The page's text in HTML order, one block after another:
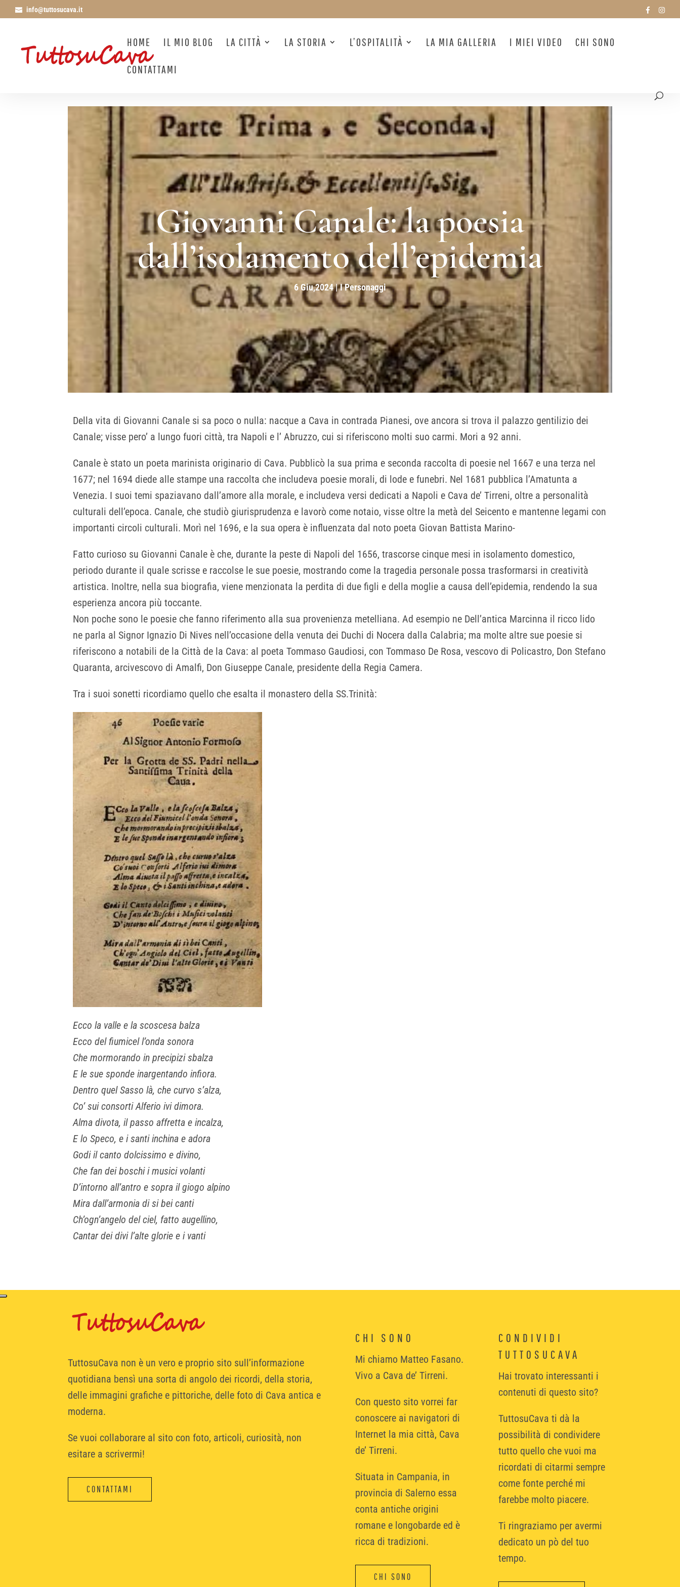
info@tuttosucava.it
HOME IL MIO BLOG LA CITTÀ LA STORIA L’OSPITALITÀ LA MIA GALLERIA I MIEI VIDEO CHI SONO
CONTATTAMI
Giovanni Canale: la poesia
dall’isolamento dell’epidemia
6 Giu,2024|I Personaggi
Della vita di Giovanni Canale si sa poco o nulla: nacque a Cava in contrada Pianesi, ove ancora si trova il palazzo gentilizio dei
Canale; visse pero’ a lungo fuori città, tra Napoli e l’ Abruzzo, cui si riferiscono molti suo carmi. Mori a 92 anni.
Canale è stato un poeta marinista originario di Cava. Pubblicò la sua prima e seconda raccolta di poesie nel 1667 e una terza nel
1677; nel 1694 diede alle stampe una raccolta che includeva poesie morali, di lode e funebri. Nel 1681 pubblica l’Amatunta a
Venezia. I suoi temi spaziavano dall’amore alla morale, e includeva versi dedicati a Napoli e Cava de’ Tirreni, oltre a personalità
culturali dell’epoca. Canale, che studiò giurisprudenza e lavorò come notaio, visse oltre la metà del Seicento e mantenne legami con
importanti circoli culturali. Morì nel 1696, e la sua opera è influenzata dal noto poeta Giovan Battista Marino-
Fatto curioso su Giovanni Canale è che, durante la peste di Napoli del 1656, trascorse cinque mesi in isolamento domestico,
periodo durante il quale scrisse e raccolse le sue poesie, mostrando come la tragedia personale possa trasformarsi in creatività
artistica. Inoltre, nella sua biografia, viene menzionata la perdita di due figli e della moglie a causa dell’epidemia, rendendo la sua
esperienza ancora più toccante.
Non poche sono le poesie che fanno riferimento alla sua provenienza metelliana. Ad esempio ne Dell’antica Marcinna il ricco lido
ne parla al Signor Ignazio Di Nives nell’occasione della venuta dei Duchi di Nocera dalla Calabria; ma molte altre sue poesie si
riferiscono a notabili de la Città de la Cava: al poeta Tommaso Gaudiosi, con Tommaso De Rosa, vescovo di Policastro, Don Stefano
Quaranta, arcivescovo di Amalfi, Don Giuseppe Canale, presidente della Regia Camera.
Tra i suoi sonetti ricordiamo quello che esalta il monastero della SS.Trinità:
Ecco la valle e la scoscesa balza
Ecco del fiumicel l’onda sonora
Che mormorando in precipizi sbalza
E le sue sponde inargentando infiora.
Dentro quel Sasso là, che curvo s’alza,
Co’ sui consorti Alferio ivi dimora.
Alma divota, il passo affretta e incalza,
E lo Speco, e i santi inchina e adora
Godi il canto dolcissimo e divino,
Che fan dei boschi i musici volanti
D’intorno all’antro e sopra il giogo alpino
Mira dall’armonia di si bei canti
Ch’ogn’angelo del ciel, fatto augellino,
Cantar dei divi l’alte glorie e i vanti
TuttosuCava non è un vero e proprio sito sull’informazione
quotidiana bensì una sorta di angolo dei ricordi, della storia,
delle immagini grafiche e pittoriche, delle foto di Cava antica e
moderna.
Se vuoi collaborare al sito con foto, articoli, curiosità, non
esitare a scrivermi!
CONTATTAMI
CHI SONO
Mi chiamo Matteo Fasano.
Vivo a Cava de’ Tirreni.
Con questo sito vorrei far
conoscere ai navigatori di
Internet la mia città, Cava
de’ Tirreni.
Situata in Campania, in
provincia di Salerno essa
conta antiche origini
romane e longobarde ed è
ricca di tradizioni.
CHI SONO
CONDIVIDI
TUTTOSUCAVA
Hai trovato interessanti i
contenuti di questo sito?
TuttosuCava ti dà la
possibilità di condividere
tutto quello che vuoi ma
ricordati di citarmi sempre
come fonte perché mi
farebbe molto piacere.
Ti ringraziamo per avermi
dedicato un pò del tuo
tempo.